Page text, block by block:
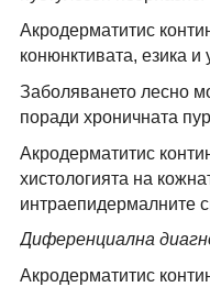
Акродерматитис
конюнктивата, езика и
Заболяването лесно
поради хроничната
Акродерматитис
хистологията на
интраепидермалните
Диференциална
Акродерматитис